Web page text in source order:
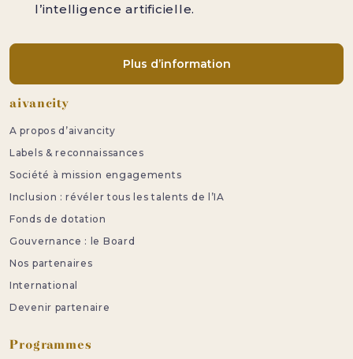
l’intelligence artificielle.
Plus d’information
Pied de page
aivancity
A propos d’aivancity
Labels & reconnaissances
Société à mission engagements
Inclusion : révéler tous les talents de l’IA
Fonds de dotation
Gouvernance : le Board
Nos partenaires
International
Devenir partenaire
Programmes